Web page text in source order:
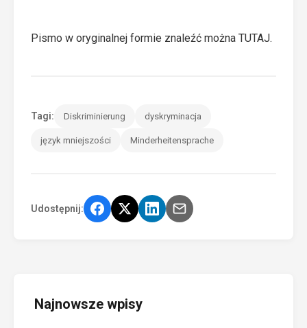
Pismo w oryginalnej formie znaleźć można TUTAJ.
Tagi: Diskriminierung dyskryminacja
język mniejszości Minderheitensprache
Udostępnij:
Najnowsze wpisy